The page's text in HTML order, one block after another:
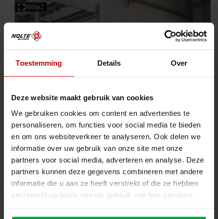
Toestemming Details Over
Deze website maakt gebruik van cookies
We gebruiken cookies om content en advertenties te
personaliseren, om functies voor social media te bieden
en om ons websiteverkeer te analyseren. Ook delen we
informatie over uw gebruik van onze site met onze
partners voor social media, adverteren en analyse. Deze
partners kunnen deze gegevens combineren met andere
informatie die u aan ze heeft verstrekt of die ze hebben
verzameld op basis van uw gebruik van hun services.
800m2
Germany E-commerce